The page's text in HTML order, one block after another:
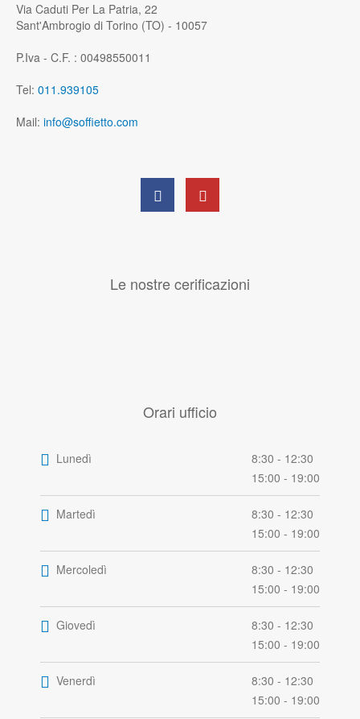
Via Caduti Per La Patria, 22
Sant'Ambrogio di Torino (TO) - 10057
P.Iva - C.F. : 00498550011
Tel: 011.939105
Mail: info@soffietto.com
Le nostre cerificazioni
Orari ufficio
Lunedì
8:30 - 12:30
15:00 - 19:00
Martedì
8:30 - 12:30
15:00 - 19:00
Mercoledì
8:30 - 12:30
15:00 - 19:00
Giovedì
8:30 - 12:30
15:00 - 19:00
Venerdì
8:30 - 12:30
15:00 - 19:00